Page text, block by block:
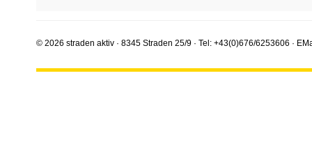
© 2026 straden aktiv · 8345 Straden 25/9 · Tel: +43(0)676/6253606 ·